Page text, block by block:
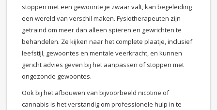
stoppen met een gewoonte je zwaar valt, kan begeleiding
een wereld van verschil maken. Fysiotherapeuten zijn
getraind om meer dan alleen spieren en gewrichten te
behandelen. Ze kijken naar het complete plaatje, inclusief
leefstijl, gewoontes en mentale veerkracht, en kunnen
gericht advies geven bij het aanpassen of stoppen met
ongezonde gewoontes.
Ook bij het afbouwen van bijvoorbeeld nicotine of
cannabis is het verstandig om professionele hulp in te